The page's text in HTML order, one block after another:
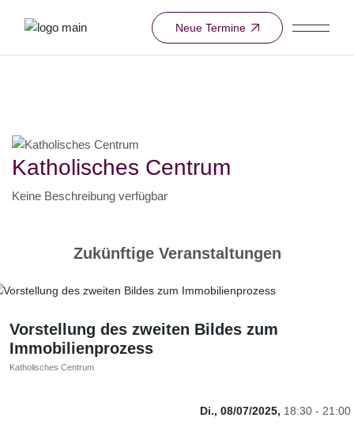
Neue Termine
Katholisches Centrum
Keine Beschreibung verfügbar
Zukünftige Veranstaltungen
Vorstellung des zweiten Bildes zum
Immobilienprozess
Katholisches Centrum
Di., 08/07/2025, 18:30 - 21:00